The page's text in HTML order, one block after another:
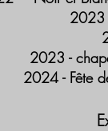
2023
2023 -
2024 - Fête